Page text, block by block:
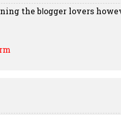
the bⅼogger lovers